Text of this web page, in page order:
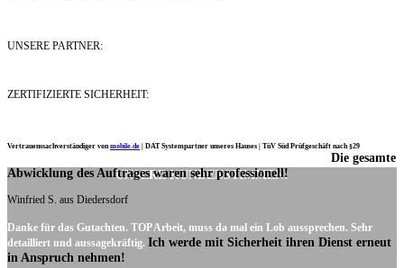
UNSERE PARTNER:
ZERTIFIZIERTE SICHERHEIT:
Vertrauenssachverständiger vonmobile.de DAT Systempartner unseres Hauses | TüV Süd Prüfgeschäft nach §29
UNSERE KUNDENSTIMMEN:
Die gesamte
Abwicklung des Auftrages waren sehr professionell!
Winfried S. aus Diedersdorf
Danke für das Gutachten. TOP Arbeit, muss da mal ein Lob aussprechen. Sehr
detailliert und aussagekräftig. Ich werde mit Sicherheit ihren Dienst erneut
in Anspruch nehmen!